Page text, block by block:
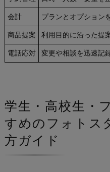
会計 プランとオプション
商品提案 利用目的に沿った提
電話応対 変更や相談を迅速記
学生・高校生・
すめのフォトス
方ガイド